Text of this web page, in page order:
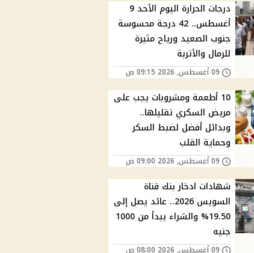
درجات الحرارة اليوم الأحد 9
أغسطس.. 42 درجة محسوسة
جنوب الصعيد ورياح مثيرة
للرمال والأتربة
09 أغسطس, 2026 09:15 ص
10 أطعمة ومشروبات يجب على
مريض السكري تقليلها..
وبدائل أفضل لضبط السكر
وحماية القلب
09 أغسطس, 2026 09:00 ص
شهادات ادخار بنك قناة
السويس 2026.. عائد يصل إلى
19.50% والشراء يبدأ من 1000
جنيه
09 أغسطس, 2026 08:00 ص